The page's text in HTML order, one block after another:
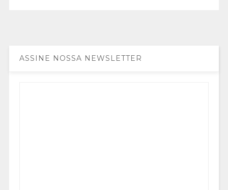
ASSINE NOSSA NEWSLETTER